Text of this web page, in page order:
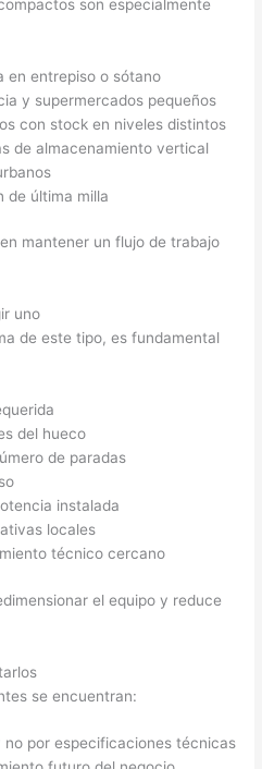
son especialmente
en entrepiso o sótano
y supermercados pequeños
con stock en niveles distintos
de almacenamiento vertical
de última milla
mantener un flujo de trabajo
uno
de este tipo, es fundamental
del hueco
de paradas
instalada
locales
técnico cercano
el equipo y reduce
se encuentran:
no por especificaciones técnicas